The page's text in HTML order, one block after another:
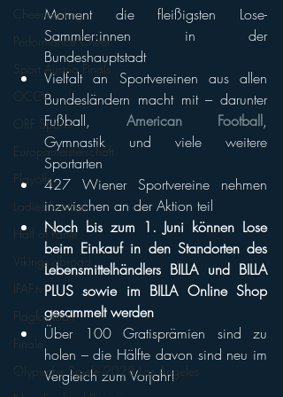
Cheerleading
Performance Cheer
Sport Austria Finals
ÖCCV
ORF Sport+
Europameisterschaft
Playoffs
Ladies Football
Hall of Fame
Vikings abroad
IFAF.tv
Flagfootball
Finale
Olypische Spiele 2028 Los Angeles
Moment die fleißigsten Lose-
Sammler:innen in der
Bundeshauptstadt
Vielfalt an Sportvereinen aus allen
Bundesländern macht mit – darunter
Fußball, American Football,
Gymnastik und viele weitere
Sportarten
427 Wiener Sportvereine nehmen
inzwischen an der Aktion teil
Noch bis zum 1. Juni können Lose
beim Einkauf in den Standorten des
Lebensmittelhändlers BILLA und BILLA
PLUS sowie im BILLA Online Shop
gesammelt werden
Über 100 Gratisprämien sind zu
holen – die Hälfte davon sind neu im
Vergleich zum Vorjahr!